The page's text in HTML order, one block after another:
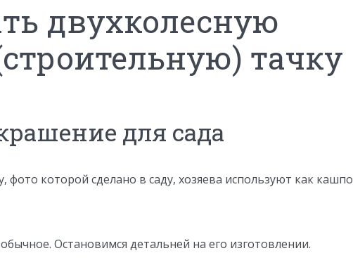
двухколесную
тачку
для сада
фото которой сделано в саду, хозяева используют как кашпо
Остановимся детальней на его изготовлении.